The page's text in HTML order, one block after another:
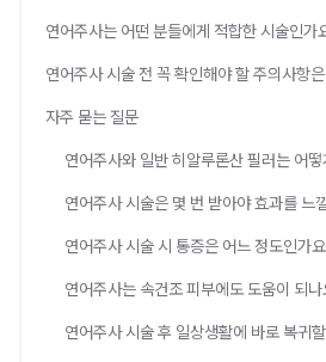
연어주사는 어떤 분들에게 적합한 시술인가
연어주사 시술 전 꼭 확인해야 할 주의사항
자주 묻는 질문
연어주사와 일반 히알루론산 필러는 어
연어주사 시술은 몇 번 받아야 효과를 느
연어주사 시술 시 통증은 어느 정도인가
연어주사는 속건조 피부에도 도움이 되나
연어주사 시술 후 일상생활에 바로 복귀